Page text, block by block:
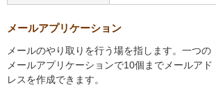
メールアプリケーション
メールのやり取りを行う場を指します。一つの
メールアプリケーションで10個までメールアド
レスを作成できます。